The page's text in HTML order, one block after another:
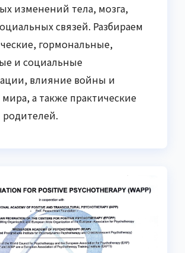
изменений тела, мозга,
связей. Разбираем
гормональные,
и социальные
влияние войны и
а также практические